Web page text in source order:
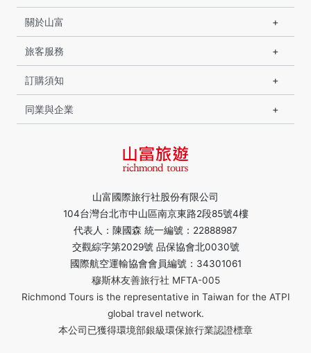
山富國際旅行社股份有限公司
104台灣台北市中山區南京東路2段85號4樓
代表人：陳國森 統一編號：22888987
交觀綜字第2029號 品保協會北0030號
國際航空運輸協會會員編號：34301061
穆斯林友善旅行社 MFTA-005
Richmond Tours is the representative in Taiwan for the ATPI
global travel network.
本公司已獲得環境部銀級環保旅行業認證標章
關於山富
旅客服務
訂購須知
同業與企業